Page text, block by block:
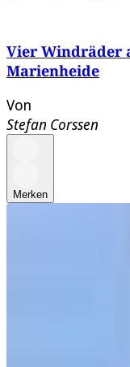
Vier Windräder
Marienheide
Von
Stefan Corssen
Merken